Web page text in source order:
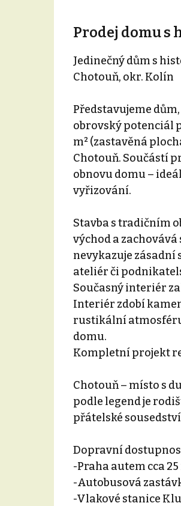
Prodej domu s
Jedinečný dům s
Chotouň, okr. Kolín
Představujeme
obrovský potenciál
m² (zastavěná
Chotouň. Součástí
obnovu domu –
vyřizování.
Stavba s tradičním
východ a
nevykazuje zásadní
ateliér či
Současný interiér
Interiér zdobí
rustikální
domu.
Kompletní projekt
Chotouň – místo s
podle legend je
přátelské
Dopravní
-Praha autem cca
-Autobusová
-Vlakové stanice